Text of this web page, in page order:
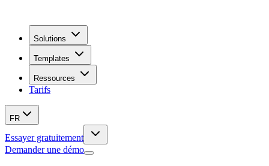
Solutions
Templates
Ressources
Tarifs
FR
Essayer gratuitement
Demander une démo